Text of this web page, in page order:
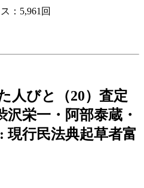
：5,961回
人びと（20）査定
沢栄一・阿部泰蔵・
現行民法典起草者富